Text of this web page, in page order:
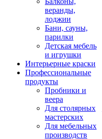
веранды,
лоджии
Бани, сауны,
парилки
Детская мебель
и игрушки
Интерьерные краски
Профессиональные
продукты
Пробники и
веера
Для столярных
мастерских
Для мебельных
производств